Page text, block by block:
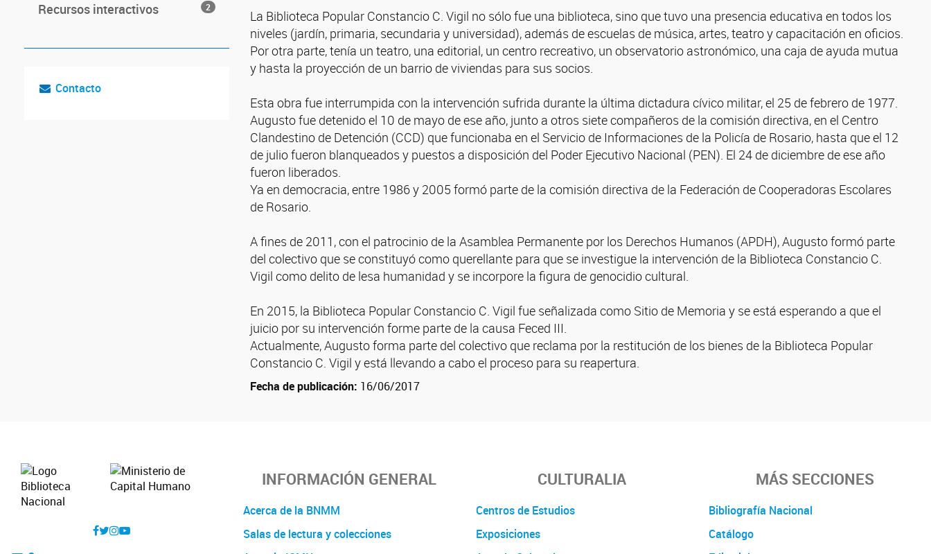
Recursos interactivos 2
Contacto
La Biblioteca Popular Constancio C. Vigil no sólo fue una biblioteca, sino que tuvo una presencia educativa en todos los
niveles (jardín, primaria, secundaria y universidad), además de escuelas de música, artes, teatro y capacitación en oficios.
Por otra parte, tenía un teatro, una editorial, un centro recreativo, un observatorio astronómico, una caja de ayuda mutua
y hasta la proyección de un barrio de viviendas para sus socios.
Esta obra fue interrumpida con la intervención sufrida durante la última dictadura cívico militar, el 25 de febrero de 1977.
Augusto fue detenido el 10 de mayo de ese año, junto a otros siete compañeros de la comisión directiva, en el Centro
Clandestino de Detención (CCD) que funcionaba en el Servicio de Informaciones de la Policía de Rosario, hasta que el 12
de julio fueron blanqueados y puestos a disposición del Poder Ejecutivo Nacional (PEN). El 24 de diciembre de ese año
fueron liberados.
Ya en democracia, entre 1986 y 2005 formó parte de la comisión directiva de la Federación de Cooperadoras Escolares
de Rosario.
A fines de 2011, con el patrocinio de la Asamblea Permanente por los Derechos Humanos (APDH), Augusto formó parte
del colectivo que se constituyó como querellante para que se investigue la intervención de la Biblioteca Constancio C.
Vigil como delito de lesa humanidad y se incorpore la figura de genocidio cultural.
En 2015, la Biblioteca Popular Constancio C. Vigil fue señalizada como Sitio de Memoria y se está esperando a que el
juicio por su intervención forme parte de la causa Feced III.
Actualmente, Augusto forma parte del colectivo que reclama por la restitución de los bienes de la Biblioteca Popular
Constancio C. Vigil y está llevando a cabo el proceso para su reapertura.
Fecha de publicación: 16/06/2017
INFORMACIÓN GENERAL
Acerca de la BNMM
Salas de lectura y colecciones
CULTURALIA
Centros de Estudios
Exposiciones
MÁS SECCIONES
Bibliografía Nacional
Catálogo